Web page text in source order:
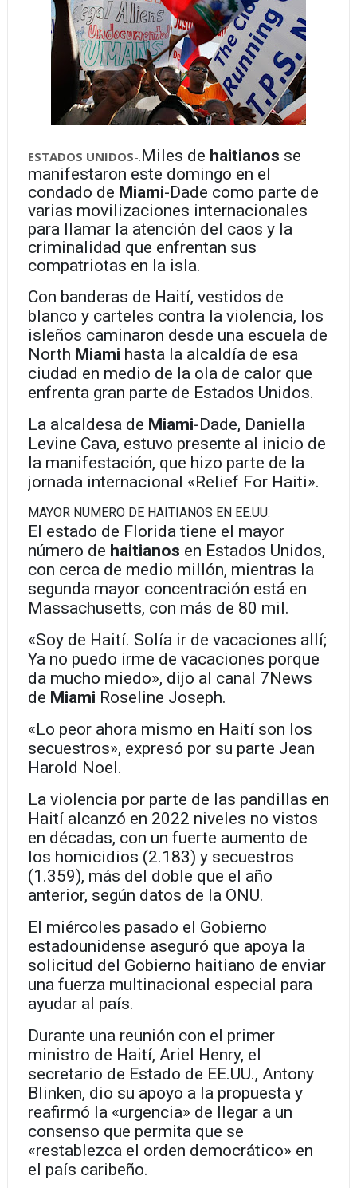
ESTADOS UNIDOS-.Miles de haitianos se
manifestaron este domingo en el
condado de Miami-Dade como parte de
varias movilizaciones internacionales
para llamar la atención del caos y la
criminalidad que enfrentan sus
compatriotas en la isla.
Con banderas de Haití, vestidos de
blanco y carteles contra la violencia, los
isleños caminaron desde una escuela de
North Miami hasta la alcaldía de esa
ciudad en medio de la ola de calor que
enfrenta gran parte de Estados Unidos.
La alcaldesa de Miami-Dade, Daniella
Levine Cava, estuvo presente al inicio de
la manifestación, que hizo parte de la
jornada internacional «Relief For Haiti».
MAYOR NUMERO DE HAITIANOS EN EE.UU.
El estado de Florida tiene el mayor
número de haitianos en Estados Unidos,
con cerca de medio millón, mientras la
segunda mayor concentración está en
Massachusetts, con más de 80 mil.
«Soy de Haití. Solía ir de vacaciones allí;
Ya no puedo irme de vacaciones porque
da mucho miedo», dijo al canal 7News
de Miami Roseline Joseph.
«Lo peor ahora mismo en Haití son los
secuestros», expresó por su parte Jean
Harold Noel.
La violencia por parte de las pandillas en
Haití alcanzó en 2022 niveles no vistos
en décadas, con un fuerte aumento de
los homicidios (2.183) y secuestros
(1.359), más del doble que el año
anterior, según datos de la ONU.
El miércoles pasado el Gobierno
estadounidense aseguró que apoya la
solicitud del Gobierno haitiano de enviar
una fuerza multinacional especial para
ayudar al país.
Durante una reunión con el primer
ministro de Haití, Ariel Henry, el
secretario de Estado de EE.UU., Antony
Blinken, dio su apoyo a la propuesta y
reafirmó la «urgencia» de llegar a un
consenso que permita que se
«restablezca el orden democrático» en
el país caribeño.